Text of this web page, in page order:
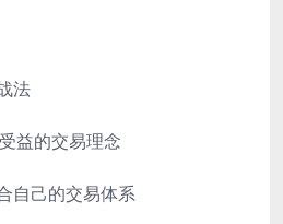
法
益的交易理念
自己的交易体系